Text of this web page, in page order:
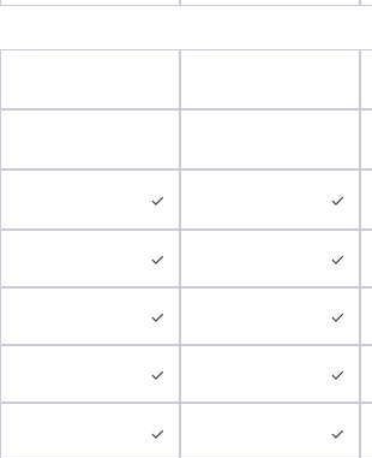
✓
✓
✓
✓
✓
✓
✓
✓
✓
✓